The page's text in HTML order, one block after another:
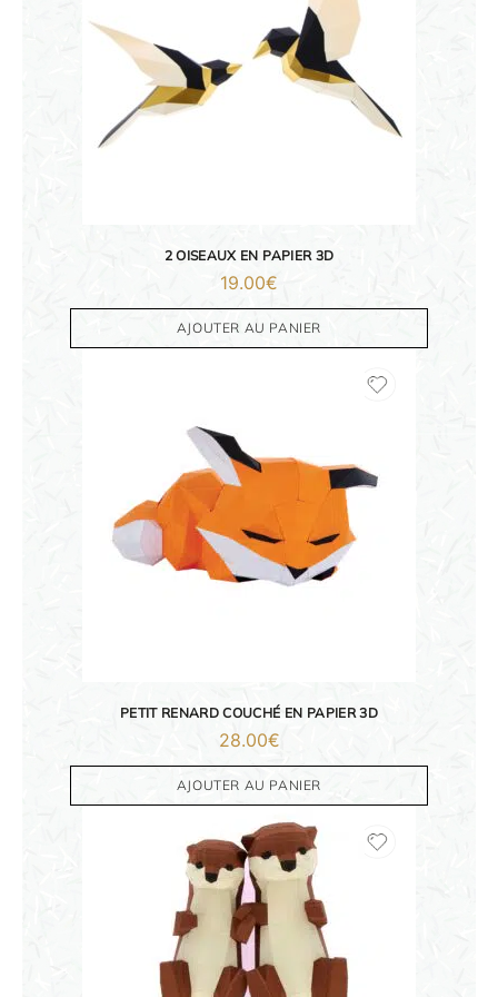
2 OISEAUX EN PAPIER 3D
19.00€
AJOUTER AU PANIER
PETIT RENARD COUCHÉ EN PAPIER 3D
28.00€
AJOUTER AU PANIER